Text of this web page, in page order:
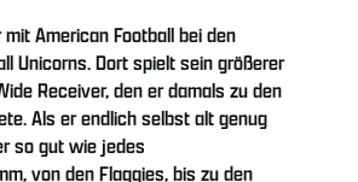
mit American Football bei den
Unicorns. Dort spielt sein größerer
Receiver, den er damals zu den
Als er endlich selbst alt genug
so gut wie jedes
von den Flaggies, bis zu den